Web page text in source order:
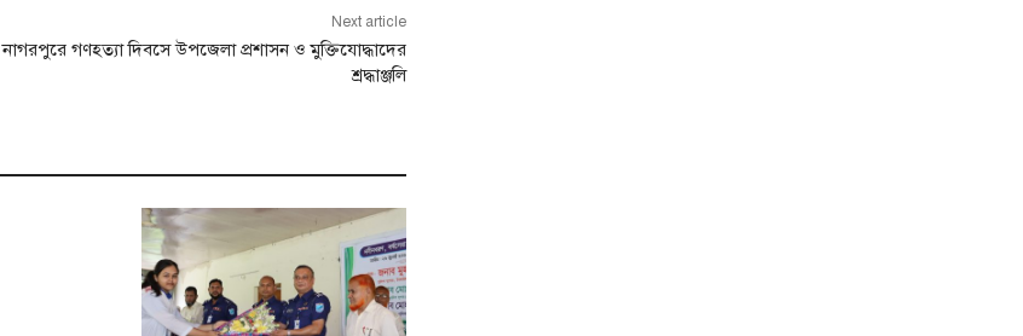
Next article
নাগরপুরে গণহত্যা দিবসে উপজেলা প্রশাসন ও মুক্তিযোদ্ধাদের
শ্রদ্ধাঞ্জলি